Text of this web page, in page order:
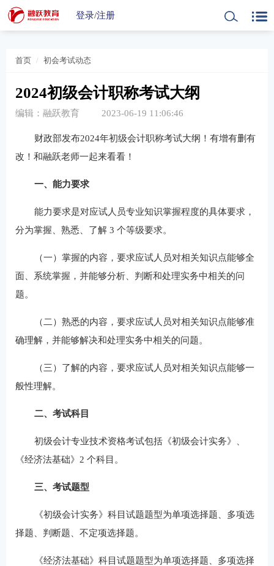
登录/注册
首页 初会考试动态
2024初级会计职称考试大纲
编辑：融跃教育 2023-06-19 11:06:46
财政部发布2024年初级会计职称考试大纲！有增有删有
改！和融跃老师一起来看看！
一、能力要求
能力要求是对应试人员专业知识掌握程度的具体要求，
分为掌握、熟悉、了解 3 个等级要求。
（一）掌握的内容，要求应试人员对相关知识点能够全
面、系统掌握，并能够分析、判断和处理实务中相关的问
题。
（二）熟悉的内容，要求应试人员对相关知识点能够准
确理解，并能够解决和处理实务中相关的问题。
（三）了解的内容，要求应试人员对相关知识点能够一
般性理解。
二、考试科目
初级会计专业技术资格考试包括《初级会计实务》、
《经济法基础》2 个科目。
三、考试题型
《初级会计实务》科目试题题型为单项选择题、多项选
择题、判断题、不定项选择题。
《经济法基础》科目试题题型为单项选择题、多项选择